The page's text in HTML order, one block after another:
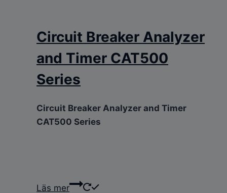
Circuit Breaker Analyzer
and Timer CAT500
Series
Circuit Breaker Analyzer and Timer
CAT500 Series
Läs mer